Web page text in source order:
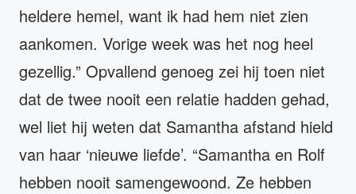
heldere hemel, want ik had hem niet zien
aankomen. Vorige week was het nog heel
gezellig.” Opvallend genoeg zei hij toen niet
dat de twee nooit een relatie hadden gehad,
wel liet hij weten dat Samantha afstand hield
van haar ‘nieuwe liefde’. “Samantha en Rolf
hebben nooit samengewoond. Ze hebben